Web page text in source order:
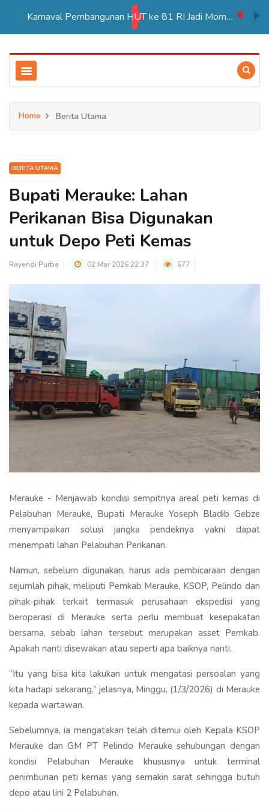
Karnaval Pembangunan HUT ke 81 RI Jadi Momentum Perkuat Persatuan di Merauke
Home Berita Utama
BERITA UTAMA
Bupati Merauke: Lahan
Perikanan Bisa Digunakan
untuk Depo Peti Kemas
Rayendi Purba 02 Mar 2026 22:37 677
Merauke - Menjawab kondisi sempitnya areal peti kemas di
Pelabuhan Merauke, Bupati Merauke Yoseph Bladib Gebze
menyampaikan solusi jangka pendeknya yakni dapat
menempati lahan Pelabuhan Perikanan.
Namun, sebelum digunakan, harus ada pembicaraan dengan
sejumlah pihak, meliputi Pemkab Merauke, KSOP, Pelindo dan
pihak-pihak terkait termasuk perusahaan ekspedisi yang
beroperasi di Merauke serta perlu membuat kesepakatan
bersama, sebab lahan tersebut merupakan asset Pemkab.
Apakah nanti disewakan atau seperti apa baiknya nanti.
‘’Itu yang bisa kita lakukan untuk mengatasi persoalan yang
kita hadapi sekarang,’’ jelasnya, Minggu, (1/3/2026) di Merauke
kepada wartawan.
Sebelumnya, ia mengatakan telah ditemui oleh Kepala KSOP
Merauke dan GM PT Pelindo Merauke sehubungan dengan
kondisi Pelabuhan Merauke khususnya untuk terminal
penimbunan peti kemas yang semakin sarat sehingga butuh
depo atau lini 2 Pelabuhan.